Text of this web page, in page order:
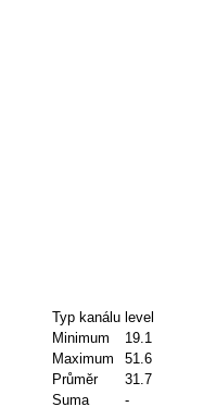
Typ kanálu level
Minimum
19.1
Maximum
51.6
Průměr
31.7
Suma
-